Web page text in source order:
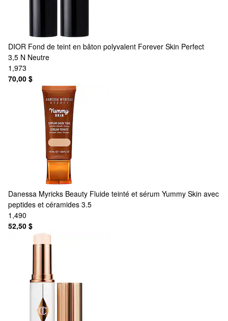
DIOR Fond de teint en bâton polyvalent Forever Skin Perfect
3,5 N Neutre
1,973
70,00 $
Danessa Myricks Beauty Fluide teinté et sérum Yummy Skin avec
peptides et céramides 3.5
1,490
52,50 $